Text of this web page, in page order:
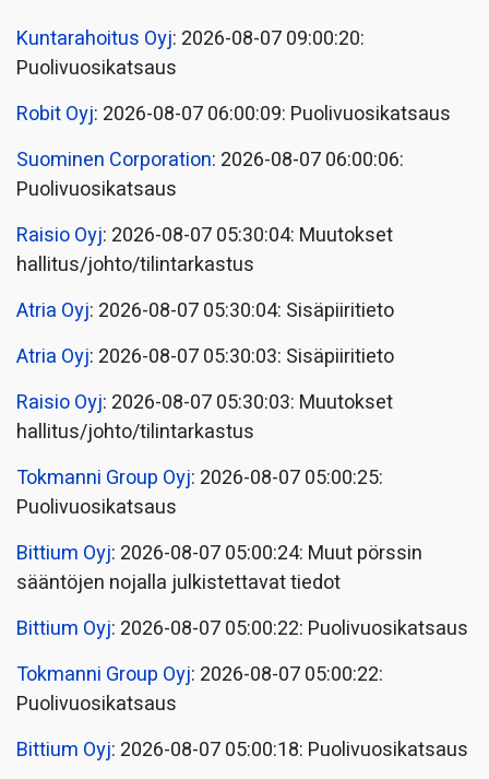
Kuntarahoitus Oyj: 2026-08-07 09:00:20:
Puolivuosikatsaus
Robit Oyj: 2026-08-07 06:00:09: Puolivuosikatsaus
Suominen Corporation: 2026-08-07 06:00:06:
Puolivuosikatsaus
Raisio Oyj: 2026-08-07 05:30:04: Muutokset
hallitus/johto/tilintarkastus
Atria Oyj: 2026-08-07 05:30:04: Sisäpiiritieto
Atria Oyj: 2026-08-07 05:30:03: Sisäpiiritieto
Raisio Oyj: 2026-08-07 05:30:03: Muutokset
hallitus/johto/tilintarkastus
Tokmanni Group Oyj: 2026-08-07 05:00:25:
Puolivuosikatsaus
Bittium Oyj: 2026-08-07 05:00:24: Muut pörssin
sääntöjen nojalla julkistettavat tiedot
Bittium Oyj: 2026-08-07 05:00:22: Puolivuosikatsaus
Tokmanni Group Oyj: 2026-08-07 05:00:22:
Puolivuosikatsaus
Bittium Oyj: 2026-08-07 05:00:18: Puolivuosikatsaus